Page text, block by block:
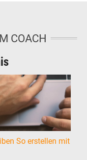
COACH
So erstellen mit